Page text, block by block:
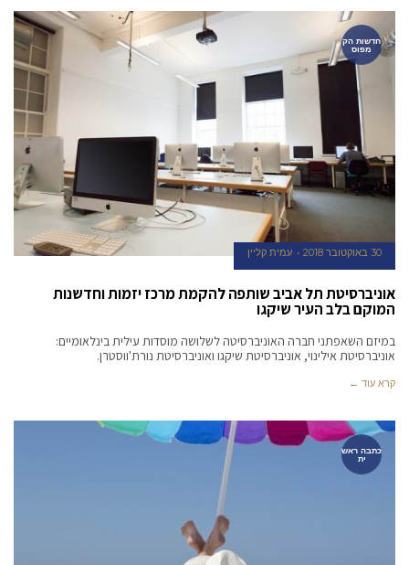
חדשות הק
מפוס
30 באוקטובר 2018 עמית קליין
אוניברסיטת תל אביב שותפה להקמת מרכז יזמות וחדשנות
המוקם בלב העיר שיקגו
במיזם השאפתני חברה האוניברסיטה לשלושה מוסדות עילית בינלאומיים:
אוניברסיטת אילינוי, אוניברסיטת שיקגו ואוניברסיטת נורת'ווסטרן.
קרא עוד ←
כתבה ראש
ית